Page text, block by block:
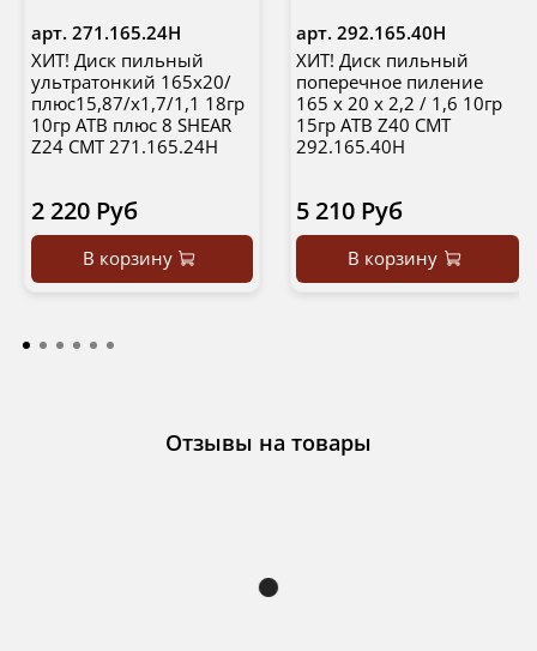
арт. 271.165.24H
ХИТ! Диск пильный
ультратонкий 165x20/
плюс15,87/x1,7/1,1 18гр
10гр ATB плюс 8 SHEAR
Z24 CMT 271.165.24H
2 220 Руб
В корзину
арт. 292.165.40H
ХИТ! Диск пильный
поперечное пиление
165 x 20 x 2,2 / 1,6 10гр
15гр ATB Z40 CMT
292.165.40H
5 210 Руб
В корзину
Отзывы на товары